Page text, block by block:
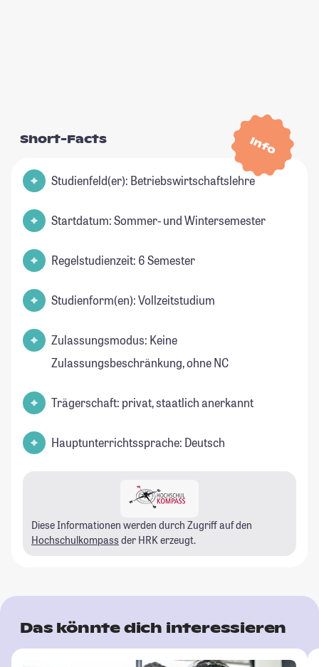
Info
Short-Facts
Studienfeld(er): Betriebswirtschaftslehre
Startdatum: Sommer- und Wintersemester
Regelstudienzeit: 6 Semester
Studienform(en): Vollzeitstudium
Zulassungsmodus: Keine
Zulassungsbeschränkung, ohne NC
Trägerschaft: privat, staatlich anerkannt
Hauptunterrichtssprache: Deutsch
Diese Informationen werden durch Zugriff auf den
Hochschulkompass der HRK erzeugt.
Das könnte dich interessieren